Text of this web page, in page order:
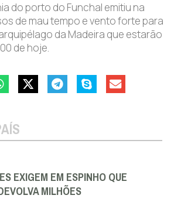
do porto do Funchal emitiu na
de mau tempo e vento forte para
da Madeira que estarão
de hoje.
EXIGEM EM ESPINHO QUE
MILHÕES